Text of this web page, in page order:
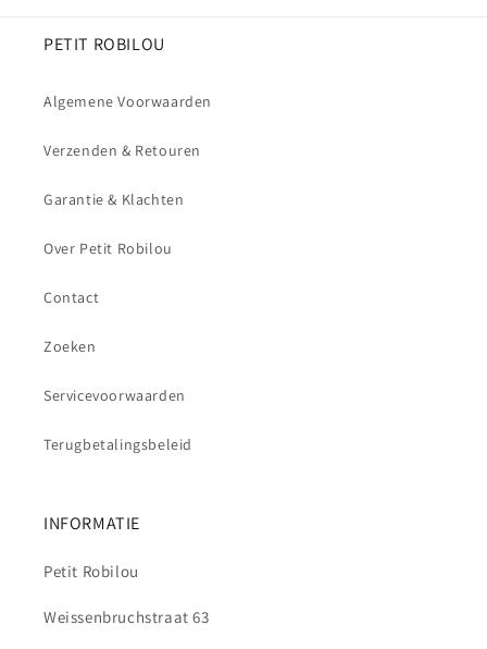
PETIT ROBILOU
Algemene Voorwaarden
Verzenden & Retouren
Garantie & Klachten
Over Petit Robilou
Contact
Zoeken
Servicevoorwaarden
Terugbetalingsbeleid
INFORMATIE
Petit Robilou
Weissenbruchstraat 63